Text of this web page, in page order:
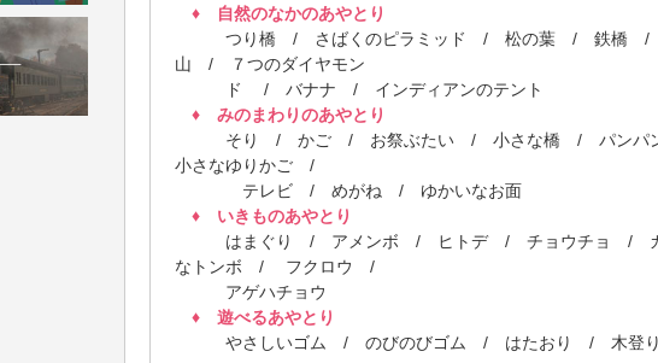
♦ 自然のなかのあやとり
つり橋 / さばくのピラミッド / 松の葉 / 鉄橋 /
山 / ７つのダイヤモン
ド / バナナ / インディアンのテント
♦ みのまわりのあやとり
そり / かご / お祭ぶたい / 小さな橋 / パンパ
小さなゆりかご /
テレビ / めがね / ゆかいなお面
♦ いきものあやとり
はまぐり / アメンボ / ヒトデ / チョウチョ / カ
なトンボ / フクロウ /
アゲハチョウ
♦ 遊べるあやとり
やさしいゴム / のびのびゴム / はたおり / 木登り